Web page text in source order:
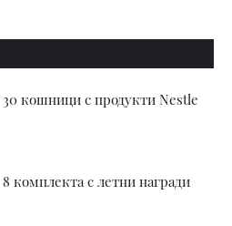
кошници с продукти Nestle
комплекта с летни награди